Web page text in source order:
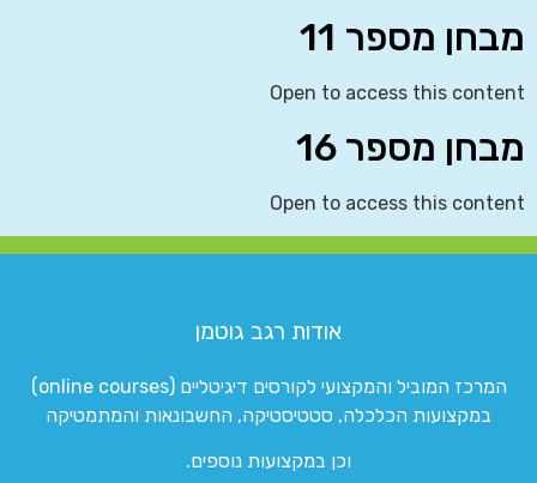
מבחן מספר 11
Open to access this content
מבחן מספר 16
Open to access this content
אודות רגב גוטמן
המרכז המוביל והמקצועי לקורסים דיגיטליים (online courses)
במקצועות הכלכלה, סטטיסטיקה, החשבונאות והמתמטיקה
וכן במקצועות נוספים.